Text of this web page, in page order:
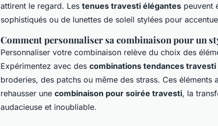
attirent le regard. Les tenues travesti élégantes peuvent
sophistiqués ou de lunettes de soleil stylées pour
Comment personnaliser sa combinaison pour un
Personnaliser votre combinaison relève du choix des
Expérimentez avec des combinations tendances travesti
broderies, des patchs ou même des strass. Ces éléments
rehausser une combinaison pour soirée travesti, la
audacieuse et inoubliable.